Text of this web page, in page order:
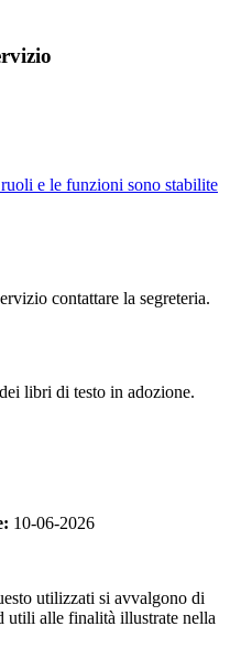
e le funzioni sono stabilite
contattare la segreteria.
libri di testo in adozione.
10-06-2026
utilizzati si avvalgono di
utili alle finalità illustrate nella